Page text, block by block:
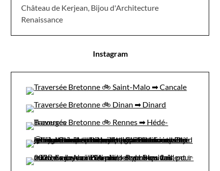
Château de Kerjean, Bijou d'Architecture
Renaissance
Instagram